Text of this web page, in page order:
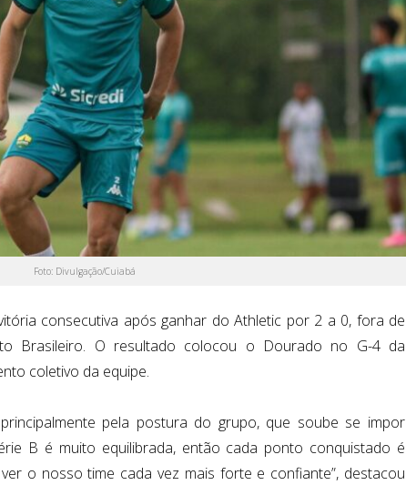
Foto: Divulgação/Cuiabá
consecutiva após ganhar do Athletic por 2 a 0, fora de
Brasileiro. O resultado colocou o Dourado no G-4 da
coletivo da equipe.
pela postura do grupo, que soube se impor
B é muito equilibrada, então cada ponto conquistado é
o nosso time cada vez mais forte e confiante”, destacou